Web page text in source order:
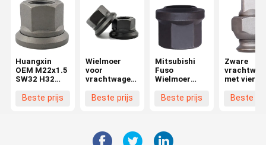
Huangxin
OEM M22x1.5
SW32 H32
Wielmoer
Beste prijs
Wielmoer
voor
vrachtwagen
Beste prijs
Mitsubishi
Fuso
Wielmoer
Hoogwaardige
Wielvervanging
Beste prijs
Zware
met
Beste